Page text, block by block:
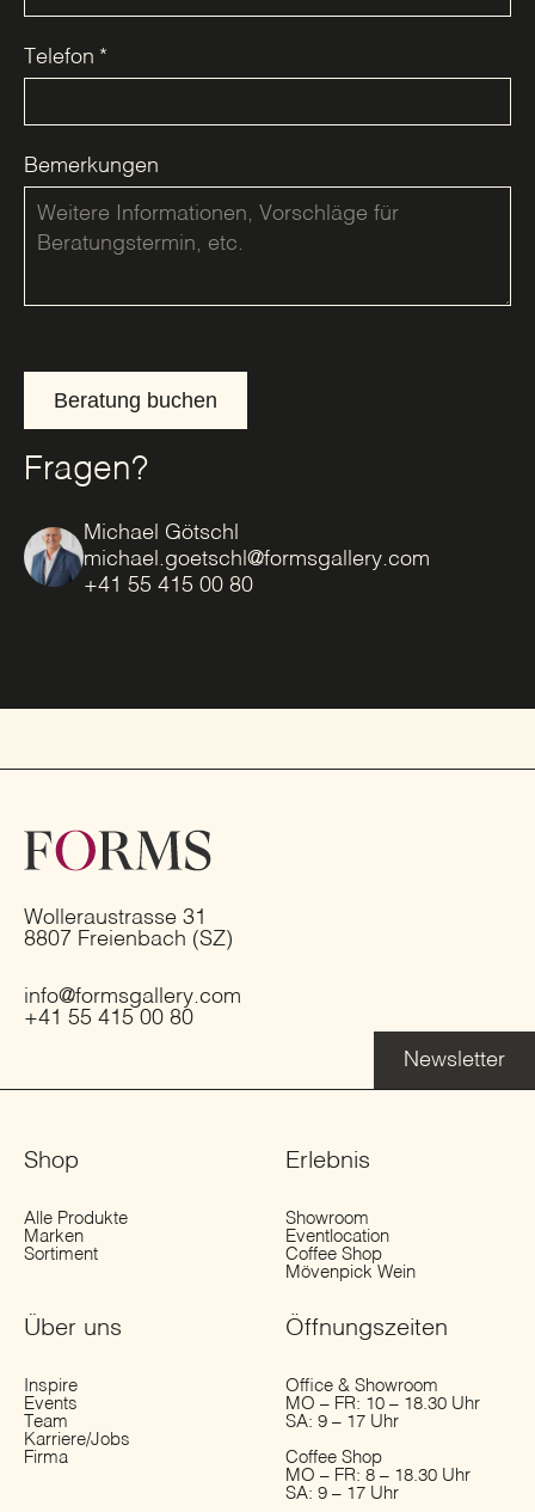
Telefon *
Bemerkungen
Beratung buchen
Fragen?
Michael Götschl
michael.goetschl@formsgallery.com
+41 55 415 00 80
Wolleraustrasse 31
8807 Freienbach (SZ)
info@formsgallery.com
+41 55 415 00 80
Newsletter
Shop
Alle Produkte
Marken
Sortiment
Erlebnis
Showroom
Eventlocation
Coffee Shop
Mövenpick Wein
Über uns
Inspire
Events
Team
Karriere/Jobs
Firma
Öffnungs­zeiten
Office & Showroom
MO – FR: 10 – 18.30 Uhr
SA: 9 – 17 Uhr
Coffee Shop
MO – FR: 8 – 18.30 Uhr
SA: 9 – 17 Uhr